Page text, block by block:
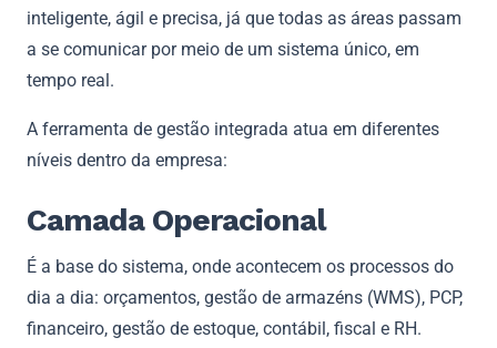
inteligente, ágil e precisa, já que todas as áreas passam
a se comunicar por meio de um sistema único, em
tempo real.
A ferramenta de gestão integrada atua em diferentes
níveis dentro da empresa:
Camada Operacional
É a base do sistema, onde acontecem os processos do
dia a dia: orçamentos, gestão de armazéns (WMS), PCP,
financeiro, gestão de estoque, contábil, fiscal e RH.